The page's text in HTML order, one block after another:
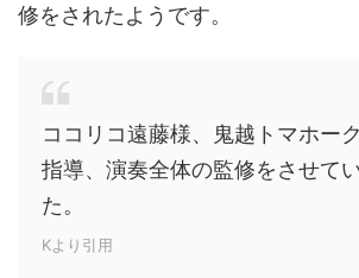
修をされたようです。
ココリコ遠藤様、鬼越トマホー
指導、演奏全体の監修をさせて
た。
Kより引用